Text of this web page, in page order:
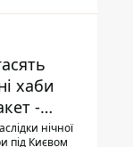
хаби
-
нічної
під Києвом